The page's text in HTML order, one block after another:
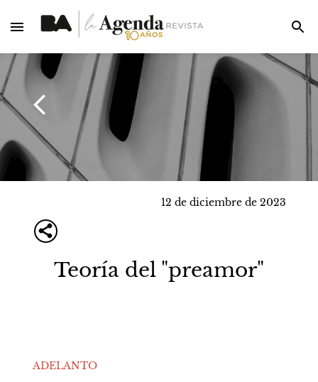
12 de diciembre de 2023
Teoría del "preamor"
ADELANTO